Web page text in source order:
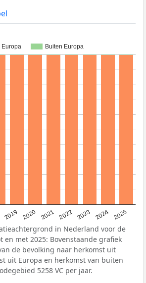
Europa Buiten Europa
2019 2020 2021 2022 2023 2024 2025
in Nederland voor de
en met 2025: Bovenstaande grafiek
de bevolking naar herkomst uit
uit Europa en herkomst van buiten
5258 VC per jaar.